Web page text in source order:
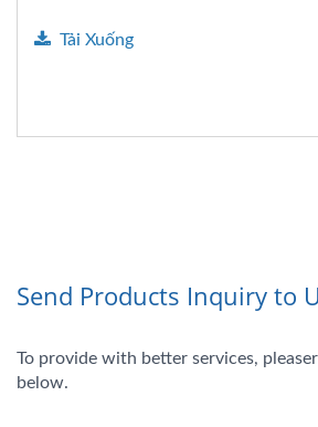
Tải Xuống